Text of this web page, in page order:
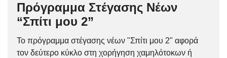
Πρόγραμμα Στέγασης Νέων
“Σπίτι μου 2”
Το πρόγραμμα στέγασης νέων "Σπίτι μου 2" αφορά
τον δεύτερο κύκλο στη χορήγηση χαμηλότοκων ή